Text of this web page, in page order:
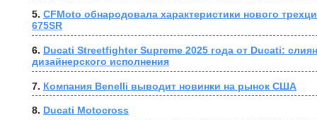
5. CFMoto обнародовала характеристики нового
675SR
6. Ducati Streetfighter Supreme 2025 года от Ducati:
дизайнерского исполнения
7. Компания Benelli выводит новинки на рынок США
8. Ducati Motocross